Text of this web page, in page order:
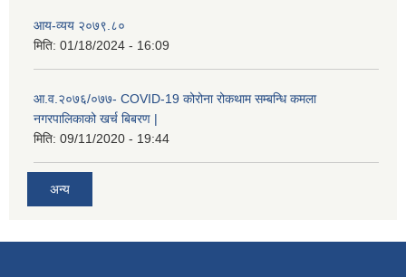
आय-व्यय २०७९.८०
मिति: 01/18/2024 - 16:09
आ.व.२०७६/०७७- COVID-19 कोरोना रोकथाम सम्बन्धि कमला
नगरपालिकाको खर्च बिबरण |
मिति: 09/11/2020 - 19:44
अन्य